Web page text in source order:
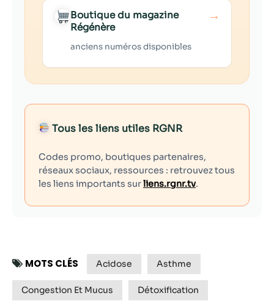
Boutique du magazine
Régénère
anciens numéros disponibles
→
Tous les liens utiles RGNR
Codes promo, boutiques partenaires,
réseaux sociaux, ressources : retrouvez tous
les liens importants surliens.rgnr.tv.
MOTS CLÉS Acidose Asthme
Congestion Et Mucus Détoxification